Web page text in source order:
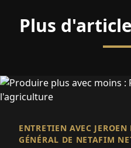
Plus
ENTRETIEN AVEC
GÉNÉRAL DE NETAFIM